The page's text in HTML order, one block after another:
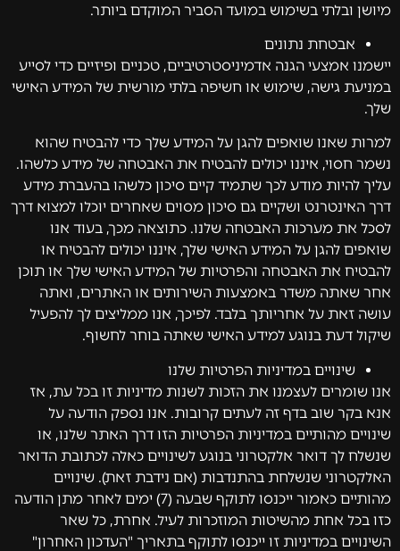
מיושן ובלתי בשימוש במועד הסביר המוקדם ביותר.
אבטחת נתונים
יישמנו אמצעי הגנה אדמיניסטרטיביים, טכניים ופיזיים כדי לסייע
במניעת גישה, שימוש או חשיפה בלתי מורשית של המידע האישי
שלך.
למרות שאנו שואפים להגן על המידע שלך כדי להבטיח שהוא
נשמר חסוי, איננו יכולים להבטיח את האבטחה של מידע כלשהו.
עליך להיות מודע לכך שתמיד קיים סיכון כלשהו בהעברת מידע
דרך האינטרנט ושקיים גם סיכון מסוים שאחרים יוכלו למצוא דרך
לסכל את מערכות האבטחה שלנו. כתוצאה מכך, בעוד אנו
שואפים להגן על המידע האישי שלך, איננו יכולים להבטיח או
להבטיח את האבטחה והפרטיות של המידע האישי שלך או תוכן
אחר שאתה משדר באמצעות השירותים או האתרים, ואתה
עושה זאת על אחריותך בלבד. לפיכך, אנו ממליצים לך להפעיל
שיקול דעת בנוגע למידע האישי שאתה בוחר לחשוף.
שינויים במדיניות הפרטיות שלנו
אנו שומרים לעצמנו את הזכות לשנות מדיניות זו בכל עת, אז
אנא בקר שוב בדף זה לעתים קרובות. אנו נספק הודעה על
שינויים מהותיים במדיניות הפרטיות הזו דרך האתר שלנו, או
שנשלח לך דואר אלקטרוני בנוגע לשינויים כאלה לכתובת הדואר
האלקטרוני שנשלחת בהתנדבות (אם נידבת זאת). שינויים
מהותיים כאמור ייכנסו לתוקף שבעה (7) ימים לאחר מתן הודעה
כזו בכל אחת מהשיטות המוזכרות לעיל. אחרת, כל שאר
השינויים במדיניות זו ייכנסו לתוקף בתאריך "העדכון האחרון"